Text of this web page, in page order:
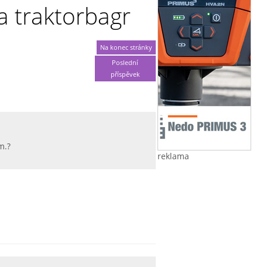
reklama
traktorbagr
Na konec stránky
Poslední
příspěvek